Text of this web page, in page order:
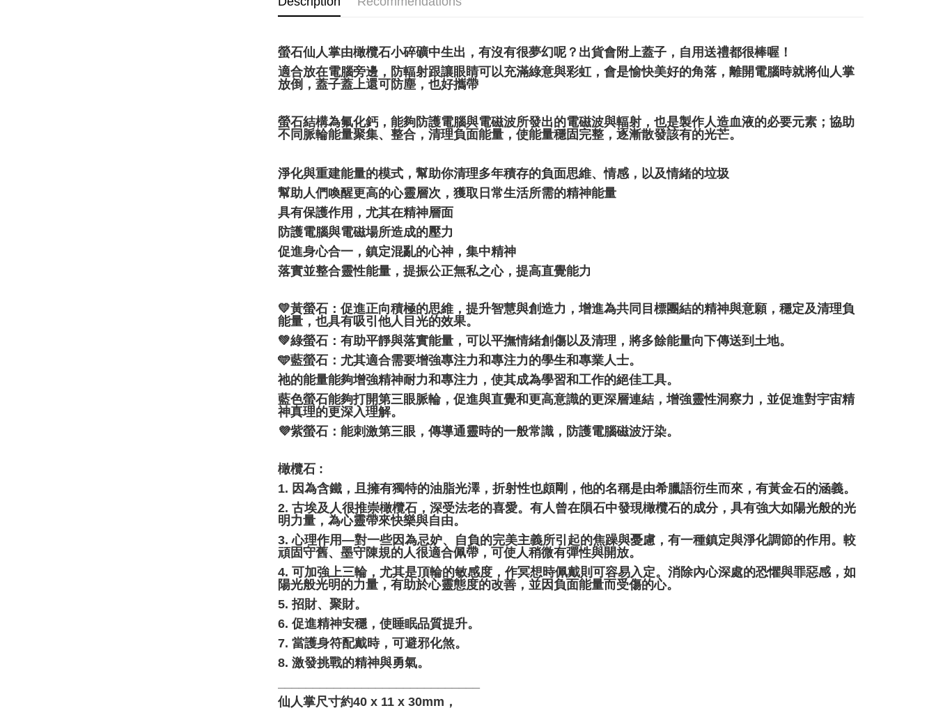
Free shipping
螢石仙人掌由橄欖石小碎礦中生出，有沒有很夢幻呢？出貨會附上蓋子，自用送禮都很棒喔！
適合放在電腦旁邊，防輻射跟讓眼睛可以充滿綠意與彩虹，會是愉快美好的角落，離開電腦時就將仙人掌
放倒，蓋子蓋上還可防塵，也好攜帶
螢石結構為氟化鈣，能夠防護電腦與電磁波所發出的電磁波與輻射，也是製作人造血液的必要元素；協助
不同脈輪能量聚集、整合，清理負面能量，使能量穩固完整，逐漸散發該有的光芒。
淨化與重建能量的模式，幫助你清理多年積存的負面思維、情感，以及情緒的垃圾
幫助人們喚醒更高的心靈層次，獲取日常生活所需的精神能量
具有保護作用，尤其在精神層面
防護電腦與電磁場所造成的壓力
促進身心合一，鎮定混亂的心神，集中精神
落實並整合靈性能量，提振公正無私之心，提高直覺能力
💛黃螢石：促進正向積極的思維，提升智慧與創造力，增進為共同目標團結的精神與意願，穩定及清理負
能量，也具有吸引他人目光的效果。
💚綠螢石：有助平靜與落實能量，可以平撫情緒創傷以及清理，將多餘能量向下傳送到土地。
🩵藍螢石：尤其適合需要增強專注力和專注力的學生和專業人士。
祂的能量能夠增強精神耐力和專注力，使其成為學習和工作的絕佳工具。
藍色螢石能夠打開第三眼脈輪，促進與直覺和更高意識的更深層連結，增強靈性洞察力，並促進對宇宙精
神真理的更深入理解。
💜紫螢石：能刺激第三眼，傳導通靈時的一般常識，防護電腦磁波汙染。
橄欖石 :
1. 因為含鐵，且擁有獨特的油脂光澤，折射性也頗剛，他的名稱是由希臘語衍生而來，有黃金石的涵義。
2. 古埃及人很推崇橄欖石，深受法老的喜愛。有人曾在隕石中發現橄欖石的成分，具有強大如陽光般的光
明力量，為心靈帶來快樂與自由。
3. 心理作用—對一些因為忌妒、自負的完美主義所引起的焦躁與憂慮，有一種鎮定與淨化調節的作用。較
頑固守舊、墨守陳規的人很適合佩帶，可使人稍微有彈性與開放。
4. 可加強上三輪，尤其是頂輪的敏感度，作冥想時佩戴則可容易入定。消除內心深處的恐懼與罪惡感，如
陽光般光明的力量，有助於心靈態度的改善，並因負面能量而受傷的心。
5. 招財、聚財。
6. 促進精神安穩，使睡眠品質提升。
7. 當護身符配戴時，可避邪化煞。
8. 激發挑戰的精神與勇氣。
仙人掌尺寸約40 x 11 x 30mm，